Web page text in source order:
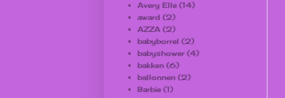
Avery Elle (14)
award (2)
AZZA (2)
babyborrel (2)
babyshower (4)
bakken (6)
ballonnen (2)
Barbie (1)